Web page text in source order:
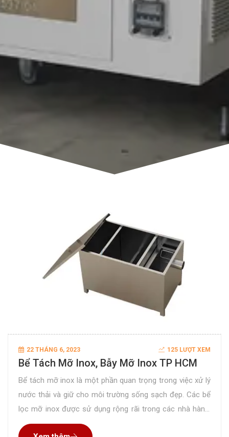
22 THÁNG 6, 2023 125 LƯỢT XEM
Bể Tách Mỡ Inox, Bẫy Mỡ Inox TP HCM
Bể tách mỡ inox là một phần quan trọng trong việc xử lý
nước thải và giữ cho môi trường sống sạch đẹp. Các bể
lọc mỡ inox được sử dụng rộng rãi trong các nhà hàng,
khách sạn, khu công nghiệp và các hộ gia đình. Một trong